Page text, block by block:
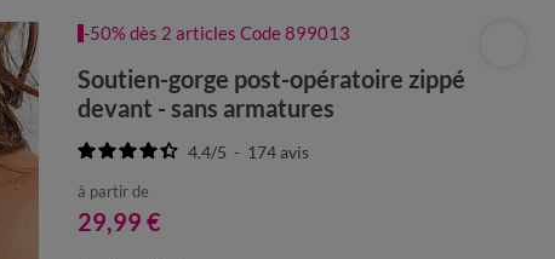
-50% dès 2 articles Code 899013
Soutien-gorge post-opératoire zippé
devant - sans armatures
4.4/5 - 174avis
à partir de
29,99 €